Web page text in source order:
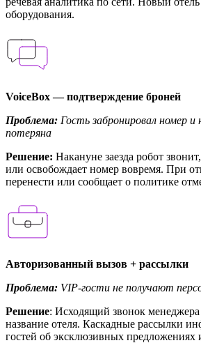
оборудования.
VoiceBox — подтверждение броней
Проблема: Гость забронировал номер и
потеряна
Решение: Накануне заезда робот
или освобождает номер вовремя. При
перенести или сообщает о политике
Авторизованный вызов + рассылки
Проблема: VIP-гости не получают
Решение: Исходящий звонок менеджера
название отеля. Каскадные рассылки
гостей об эксклюзивных предложениях